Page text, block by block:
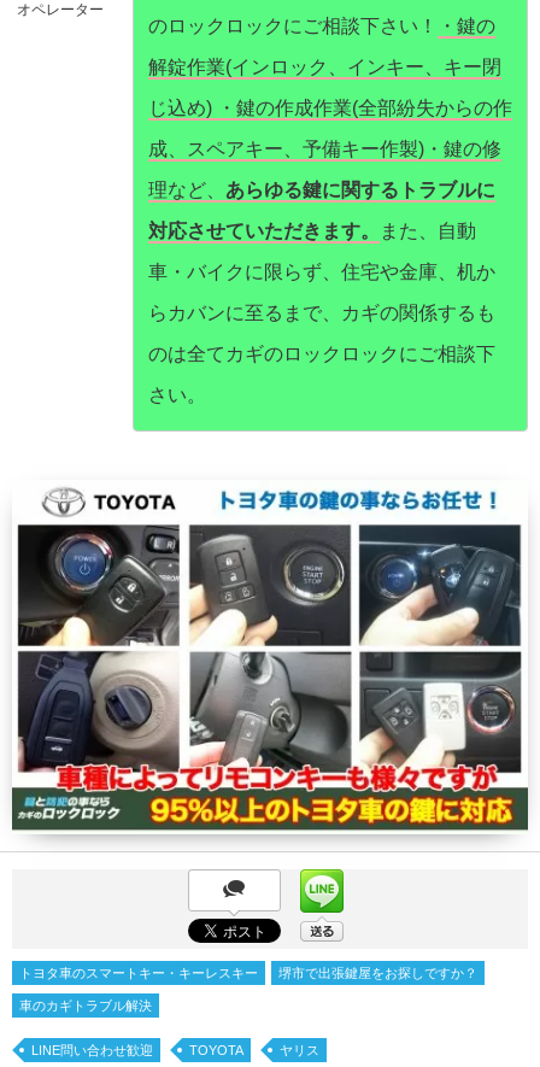
オペレーター
のロックロックにご相談下さい！
・鍵の
解錠作業(インロック、インキー、キー閉
じ込め) ・鍵の作成作業(全部紛失からの作
成、スペアキー、予備キー作製)・鍵の修
理など、 あらゆる鍵に関するトラブルに
対応させていただきます。
また、自動
車・バイクに限らず、住宅や金庫、机か
らカバンに至るまで、カギの関係するも
のは全てカギのロックロックにご相談下
さい。
トヨタ車のスマートキー・キーレスキー 堺市で出張鍵屋をお探しですか？
車のカギトラブル解決
LINE問い合わせ歓迎 TOYOTA ヤリス